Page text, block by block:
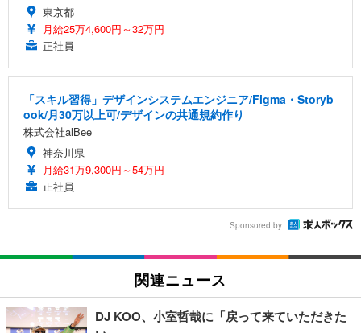
東京都
月給25万4,600円～32万円
正社員
「スキル習得」デザインシステムエンジニア/Figma・Storyb
ook/月30万以上可/デザインの共通規約作り
株式会社alBee
神奈川県
月給31万9,300円～54万円
正社員
Sponsored by
関連ニュース
DJ KOO、小室哲哉に「戻って来ていただきた